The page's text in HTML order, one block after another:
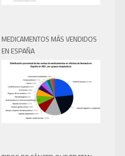
MEDICAMENTOS MÁS VENDIDOS
EN ESPAÑA